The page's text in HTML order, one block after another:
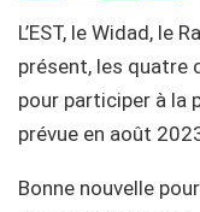
L’EST, le Widad, le
présent, les quatre
pour participer à la
prévue en août
Bonne nouvelle